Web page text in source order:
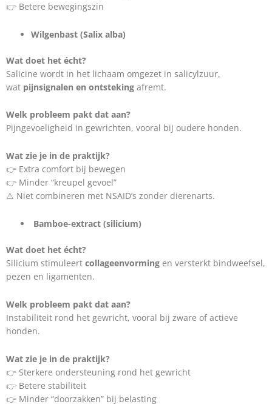
👉 Betere bewegingszin
Wilgenbast (Salix alba)
Wat doet het écht?
Salicine wordt in het lichaam omgezet in salicylzuur,
wat pijnsignalen en ontsteking afremt.
Welk probleem pakt dat aan?
Pijngevoeligheid in gewrichten, vooral bij oudere honden.
Wat zie je in de praktijk?
👉 Extra comfort bij bewegen
👉 Minder “kreupel gevoel”
⚠️ Niet combineren met NSAID’s zonder dierenarts.
Bamboe-extract (silicium)
Wat doet het écht?
Silicium stimuleert collageenvorming en versterkt bindweefsel,
pezen en ligamenten.
Welk probleem pakt dat aan?
Instabiliteit rond het gewricht, vooral bij zware of actieve
honden.
Wat zie je in de praktijk?
👉 Sterkere ondersteuning rond het gewricht
👉 Betere stabiliteit
👉 Minder “doorzakken” bij belasting